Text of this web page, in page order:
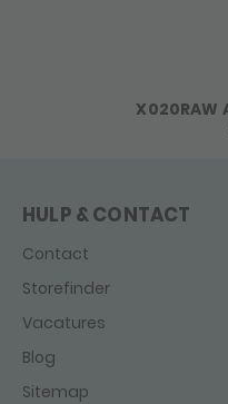
X020RAW
HULP & CONTACT
Contact
Storefinder
Vacatures
Blog
Sitemap